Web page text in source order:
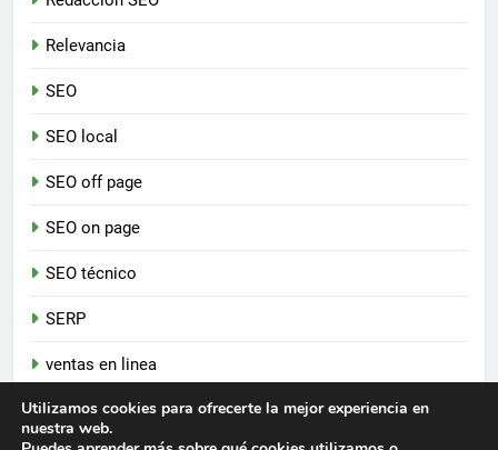
Relevancia
SEO
SEO local
SEO off page
SEO on page
SEO técnico
SERP
ventas en linea
Newsmatic - Tema de WordPress para Noticias 2026.
Utilizamos cookies para ofrecerte la mejor experiencia en
nuestra web.